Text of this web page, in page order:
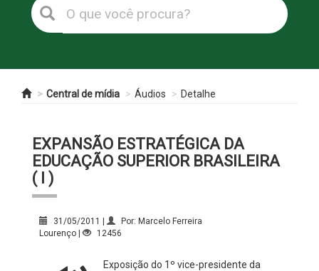
Central de mídia Áudios Detalhe
EXPANSÃO ESTRATÉGICA DA
EDUCAÇÃO SUPERIOR BRASILEIRA
( I )
31/05/2011 |
Por: Marcelo Ferreira
Lourenço |
12456
Exposição do 1º vice-presidente da